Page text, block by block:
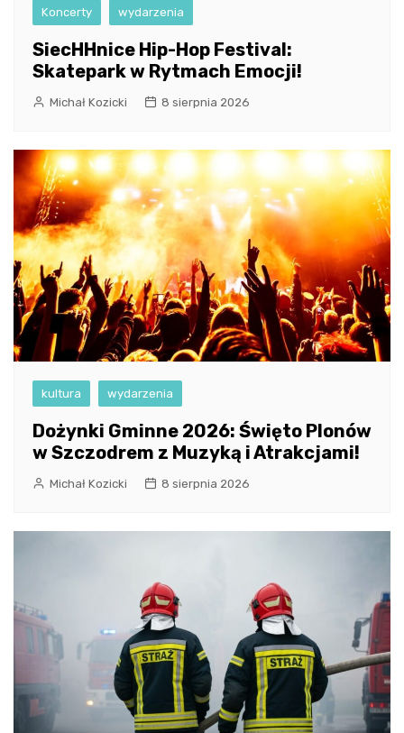
Koncerty wydarzenia
SiecHHnice Hip-Hop Festival:
Skatepark w Rytmach Emocji!
Michał Kozicki 8 sierpnia 2026
kultura wydarzenia
Dożynki Gminne 2026: Święto Plonów
w Szczodrem z Muzyką i Atrakcjami!
Michał Kozicki 8 sierpnia 2026